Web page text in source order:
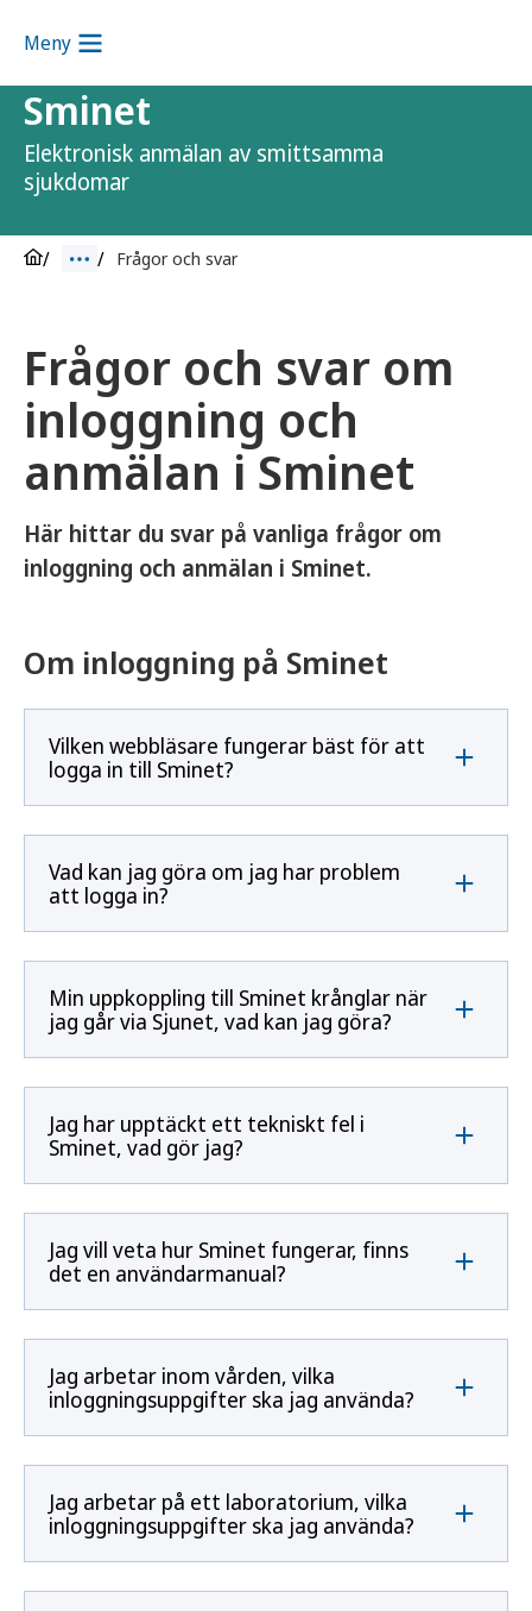
Meny
Sminet
Elektronisk anmälan av smittsamma
sjukdomar
Frågor och svar
Frågor och svar om
inloggning och
anmälan i Sminet
Här hittar du svar på vanliga frågor om
inloggning och anmälan i Sminet.
Om inloggning på Sminet
Vilken webbläsare fungerar bäst för att
logga in till Sminet?
Vad kan jag göra om jag har problem
att logga in?
Min uppkoppling till Sminet krånglar när
jag går via Sjunet, vad kan jag göra?
Jag har upptäckt ett tekniskt fel i
Sminet, vad gör jag?
Jag vill veta hur Sminet fungerar, finns
det en användarmanual?
Jag arbetar inom vården, vilka
inloggningsuppgifter ska jag använda?
Jag arbetar på ett laboratorium, vilka
inloggningsuppgifter ska jag använda?